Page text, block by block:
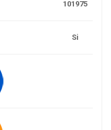
101975
Si